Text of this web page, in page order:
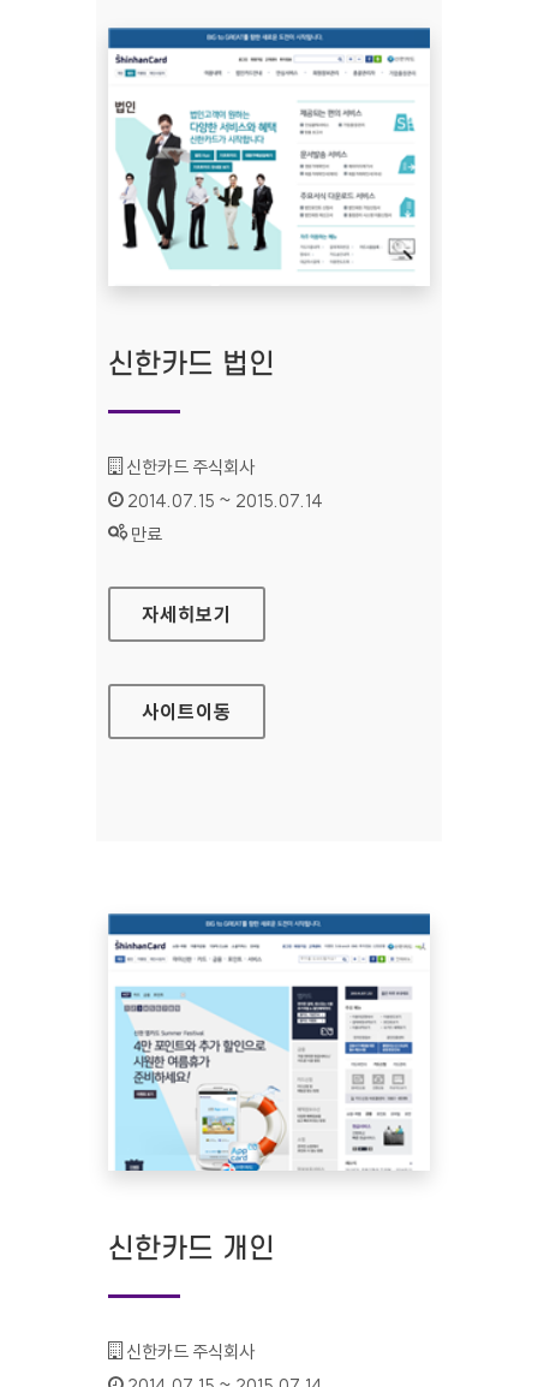
신한카드 법인
기관명 :
신한카드 주식회사
인증기간 :
2014.07.15 ~ 2015.07.14
상태 :
만료
신한카드 법인
자세히보기
사이트이동
신한카드 개인
기관명 :
신한카드 주식회사